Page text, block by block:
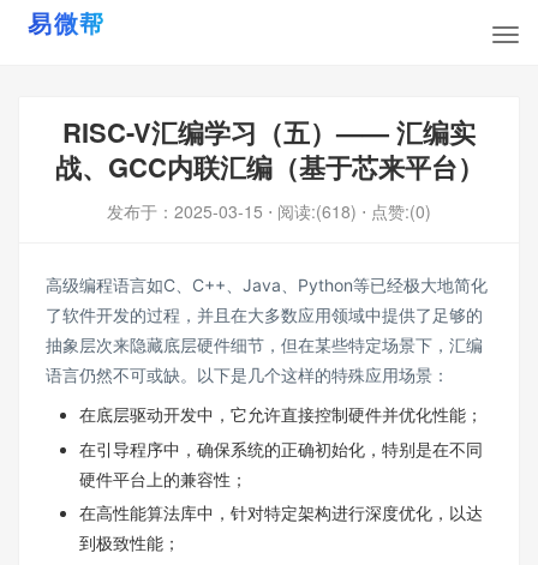
RISC-V汇编学习（五）—— 汇编实
战、GCC内联汇编（基于芯来平台）
发布于： 2025-03-15 ⋅ 阅读:(618) ⋅ 点赞:(0)
高级编程语言如C、C++、Java、Python等已经极大地简化
了软件开发的过程，并且在大多数应用领域中提供了足够的
抽象层次来隐藏底层硬件细节，但在某些特定场景下，汇编
语言仍然不可或缺。以下是几个这样的特殊应用场景：
在底层驱动开发中，它允许直接控制硬件并优化性能；
在引导程序中，确保系统的正确初始化，特别是在不同
硬件平台上的兼容性；
在高性能算法库中，针对特定架构进行深度优化，以达
到极致性能；